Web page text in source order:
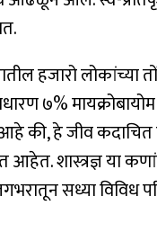
हजारो लोकांच्या
७%
की, हे जीव कदाचित
शास्त्रज्ञ या
सध्या विविध